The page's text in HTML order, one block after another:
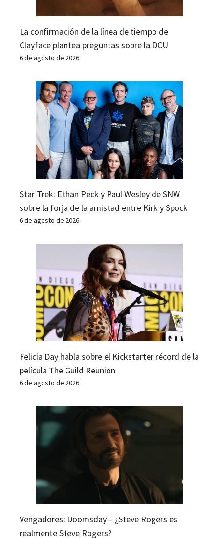
La confirmación de la línea de tiempo de
Clayface plantea preguntas sobre la DCU
6 de agosto de 2026
Star Trek: Ethan Peck y Paul Wesley de SNW
sobre la forja de la amistad entre Kirk y Spock
6 de agosto de 2026
Felicia Day habla sobre el Kickstarter récord de la
película The Guild Reunion
6 de agosto de 2026
Vengadores: Doomsday – ¿Steve Rogers es
realmente Steve Rogers?